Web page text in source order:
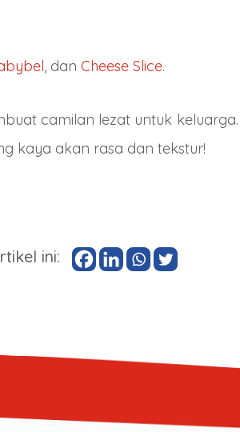
, dan Cheese Slice.
camilan lezat untuk
kaya akan rasa dan tekstur!
ini: